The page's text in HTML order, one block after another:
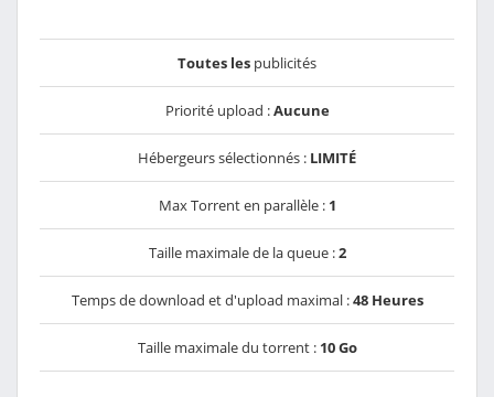
Toutes les publicités
Priorité upload :Aucune
Hébergeurs sélectionnés : LIMITÉ
Max Torrent en parallèle : 1
Taille maximale de la queue :2
Temps de download et d'upload maximal :48 Heures
Taille maximale du torrent : 10 Go